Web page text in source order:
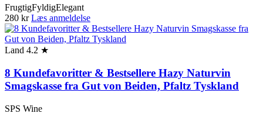
FrugtigFyldigElegant
280 kr Læs anmeldelse
Land 4.2 ★
8 Kundefavoritter & Bestsellere Hazy Naturvin
Smagskasse fra Gut von Beiden, Pfaltz Tyskland
SPS Wine